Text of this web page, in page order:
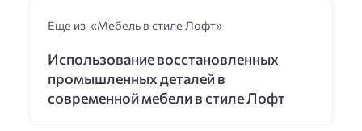
Еще из «Мебель в стиле Лофт»
Использование восстановленных
промышленных деталей в
современной мебели в стиле Лофт